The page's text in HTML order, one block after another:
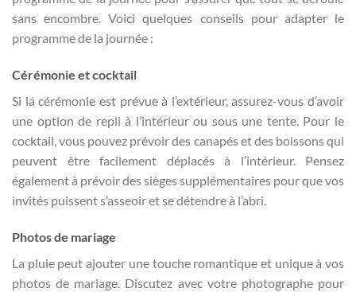
sans encombre. Voici quelques conseils pour adapter le
programme de la journée :
Cérémonie et cocktail
Si la cérémonie est prévue à l’extérieur, assurez-vous d’avoir
une option de repli à l’intérieur ou sous une tente. Pour le
cocktail, vous pouvez prévoir des canapés et des boissons qui
peuvent être facilement déplacés à l’intérieur. Pensez
également à prévoir des sièges supplémentaires pour que vos
invités puissent s’asseoir et se détendre à l’abri.
Photos de mariage
La pluie peut ajouter une touche romantique et unique à vos
photos de mariage. Discutez avec votre photographe pour